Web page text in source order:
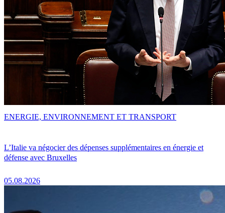
L’Italie va négocier des dépenses supplémentaires en énergie et
défense avec Bruxelles
05.08.2026
ENERGIE, ENVIRONNEMENT ET TRANSPORT